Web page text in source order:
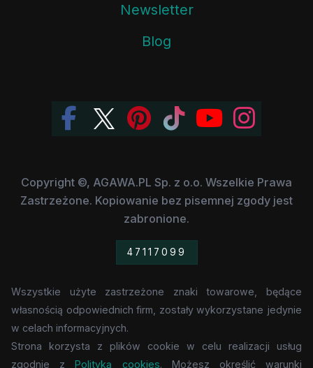
Newsletter
Blog
Copyright ©, AGAWA.PL Sp. z o.o. Wszelkie Prawa
Zastrzeżone. Kopiowanie bez pisemnej zgody jest
zabronione.
47117099
Wszystkie użyte zastrzeżone znaki towarowe, będące
własnością odpowiednich firm, zostały wykorzystane jedynie
w celach informacyjnych.
Strona korzysta z plików cookie w celu realizacji usług
zgodnie zPolityką cookies. Możesz określić warunki